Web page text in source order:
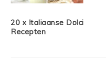
20 x Italiaanse Dolci
Recepten